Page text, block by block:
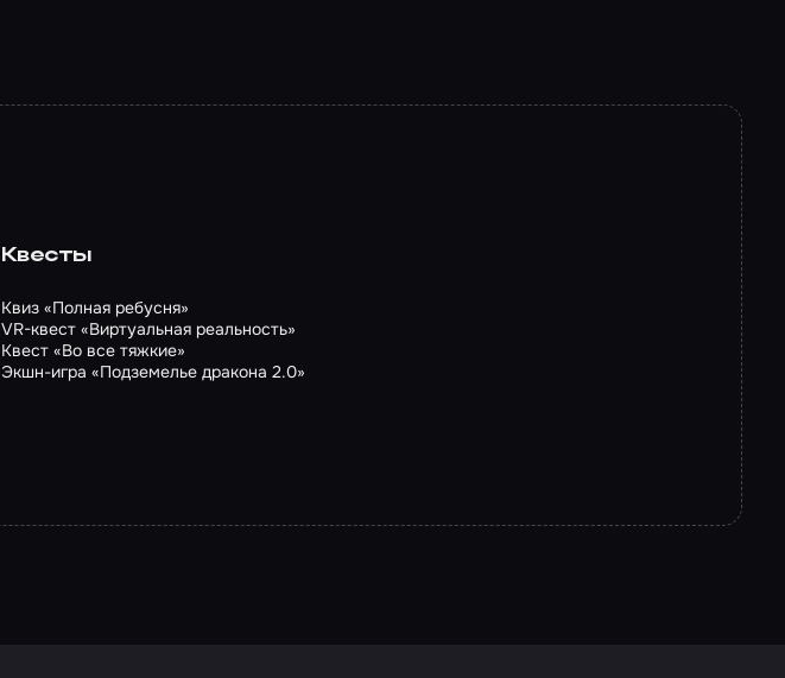
Квесты
Квиз «Полная ребусня»
VR-квест «Виртуальная реальность»
Квест «Во все тяжкие»
Экшн-игра «Подземелье дракона 2.0»